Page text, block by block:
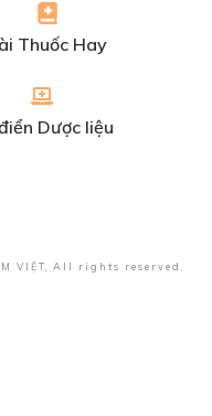
Thuốc Hay
Dược liệu
VIỆT , All rights reserved.